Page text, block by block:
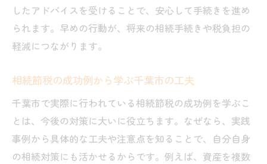
したアドバイスを受けることで、安心して手続きを進め
られます。早めの行動が、将来の相続手続きや税負担の
軽減につながります。
相続節税の成功例から学ぶ千葉市の工夫
千葉市で実際に行われている相続節税の成功例を学ぶこ
とは、今後の対策に大いに役立ちます。なぜなら、実践
事例から具体的な工夫や注意点を知ることで、自分自身
の相続対策にも活かせるからです。例えば、資産を複数